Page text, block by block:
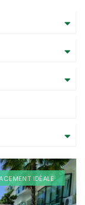
IDÉALE